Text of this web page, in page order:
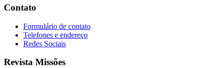
Contato
Formulário de contato
Telefones e endereço
Redes Sociais
Revista Missões